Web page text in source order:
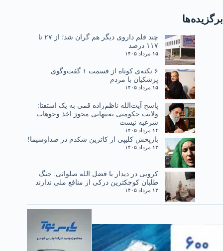
برگزیده‌ها
چند قلم داروی دیگر هم گران شد؛ از ۲۷ تا
۱۱۷ درصد
۱۵ مرداد ۱۴۰۵
۶ نکته‌ی کوتاه از قسمت ۱ گفت‌وگوی
پزشکیان با مردم
۱۵ مرداد ۱۴۰۵
پاسخ آیت‌الله ناظم‌زاده قمی به یک استفتا:
ولایت حکومتی به‌تنهایی مجوز اخذ وجوهات
شرعیه نیست
۱۴ مرداد ۱۴۰۵
بازپخش کلیپی از کاترین شکدم در صداوسیما!
۱۳ مرداد ۱۴۰۵
کروبی در دیدار با فضل الله صلواتی: جنگ
طلبان کوچکترین درکی از منافع ملی ندارند
۱۳ مرداد ۱۴۰۵